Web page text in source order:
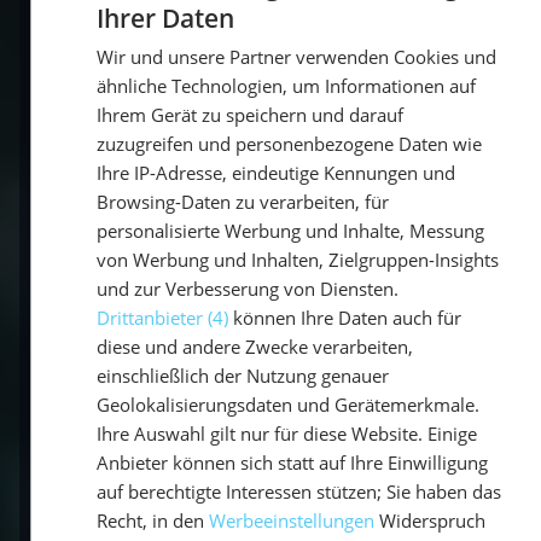
Erfahrung im Hochseesegeln.
Violette Dorange (Frankreich)
erreichte als jüngste Teilnehmerin aller
Zeiten den 25. Platz. Mit 23 Jahren setzte
sie ein starkes Zeichen für Frauen im
Segelsport.
Louis Duc(Frankreich) belegte den 26.
Platz. Trotz technischer
Herausforderungen an seinem älteren
IMOCA-Boot zeigte er beeindruckende
Ausdauer.
Sébastien Marsset (Frankreich)
erreichte den 27. Platz. Nach 91 Tagen
und 35 Minuten auf See beendete er
seine erste Vendée Globe erfolgreich.
GERMAN
Ihrer Daten
Wir und unsere Partner verwenden Cookies und
ähnliche Technologien, um Informationen auf
Ihrem Gerät zu speichern und darauf
zuzugreifen und personenbezogene Daten wie
Ihre IP-Adresse, eindeutige Kennungen und
Browsing-Daten zu verarbeiten, für
personalisierte Werbung und Inhalte, Messung
von Werbung und Inhalten, Zielgruppen-Insights
und zur Verbesserung von Diensten.
Drittanbieter (4)können Ihre Daten auch für
diese und andere Zwecke verarbeiten,
einschließlich der Nutzung genauer
Geolokalisierungsdaten und Gerätemerkmale.
Ihre Auswahl gilt nur für diese Website. Einige
Anbieter können sich statt auf Ihre Einwilligung
auf berechtigte Interessen stützen; Sie haben das
Recht, in den Werbeeinstellungen Widerspruch